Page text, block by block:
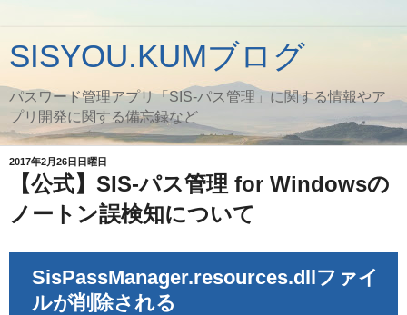
SISYOU.KUMブログ
パスワード管理アプリ「SIS-パス管理」に関する情報やア
プリ開発に関する備忘録など
2017年2月26日日曜日
【公式】SIS-パス管理 for Windowsの
ノートン誤検知について
SisPassManager.resources.dllファイ
ルが削除される